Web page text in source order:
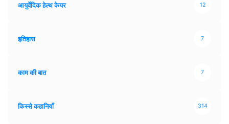
आयुर्वेदिक हेल्थ केयर 12
इतिहास 7
काम की बात 7
किस्से कहानियाँ 314